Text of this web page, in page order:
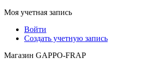
Моя учетная запись
Войти
Создать учетную запись
Магазин GAPPO-FRAP